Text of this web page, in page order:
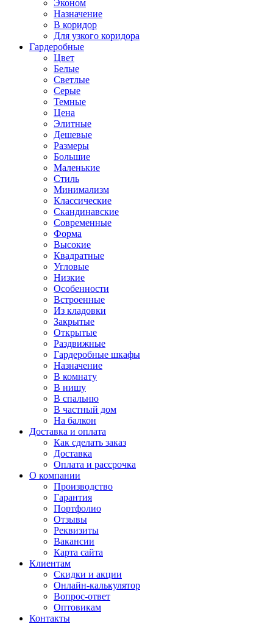
Эконом
Назначение
В коридор
Для узкого коридора
Гардеробные
Цвет
Белые
Светлые
Серые
Темные
Цена
Элитные
Дешевые
Размеры
Большие
Маленькие
Стиль
Минимализм
Классические
Скандинавские
Современные
Форма
Высокие
Квадратные
Угловые
Низкие
Особенности
Встроенные
Из кладовки
Закрытые
Открытые
Раздвижные
Гардеробные шкафы
Назначение
В комнату
В нишу
В спальню
В частный дом
На балкон
Доставка и оплата
Как сделать заказ
Доставка
Оплата и рассрочка
О компании
Производство
Гарантия
Портфолио
Отзывы
Реквизиты
Вакансии
Карта сайта
Клиентам
Скидки и акции
Онлайн-калькулятор
Вопрос-ответ
Оптовикам
Контакты